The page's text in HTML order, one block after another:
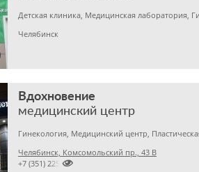
Челябинск
Вдохновение
медицинский центр
Челябинск, Комсомольский пр., 43 В

+7 (351) 2253029